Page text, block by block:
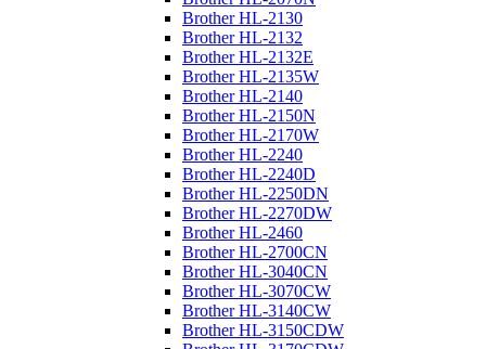
Brother HL-2130
Brother HL-2132
Brother HL-2132E
Brother HL-2135W
Brother HL-2140
Brother HL-2150N
Brother HL-2170W
Brother HL-2240
Brother HL-2240D
Brother HL-2250DN
Brother HL-2270DW
Brother HL-2460
Brother HL-2700CN
Brother HL-3040CN
Brother HL-3070CW
Brother HL-3140CW
Brother HL-3150CDW